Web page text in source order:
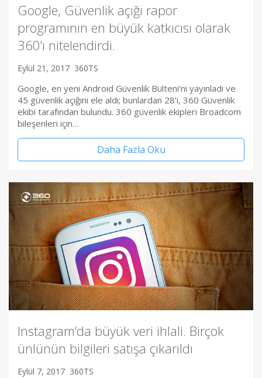
Google, Güvenlik açığı rapor
programının en büyük katkıcısı olarak
360’ı nitelendirdi.
Eylül 21, 2017 360TS
Google, en yeni Android Güvenlik Bülteni’ni yayınladı ve
45 güvenlik açığını ele aldı; bunlardan 28’i, 360 Güvenlik
ekibi tarafından bulundu. 360 güvenlik ekipleri Broadcom
bileşenleri için…
Daha Fazla Oku
Instagram’da büyük veri ihlali. Birçok
ünlünün bilgileri satışa çıkarıldı
Eylül 7, 2017 360TS